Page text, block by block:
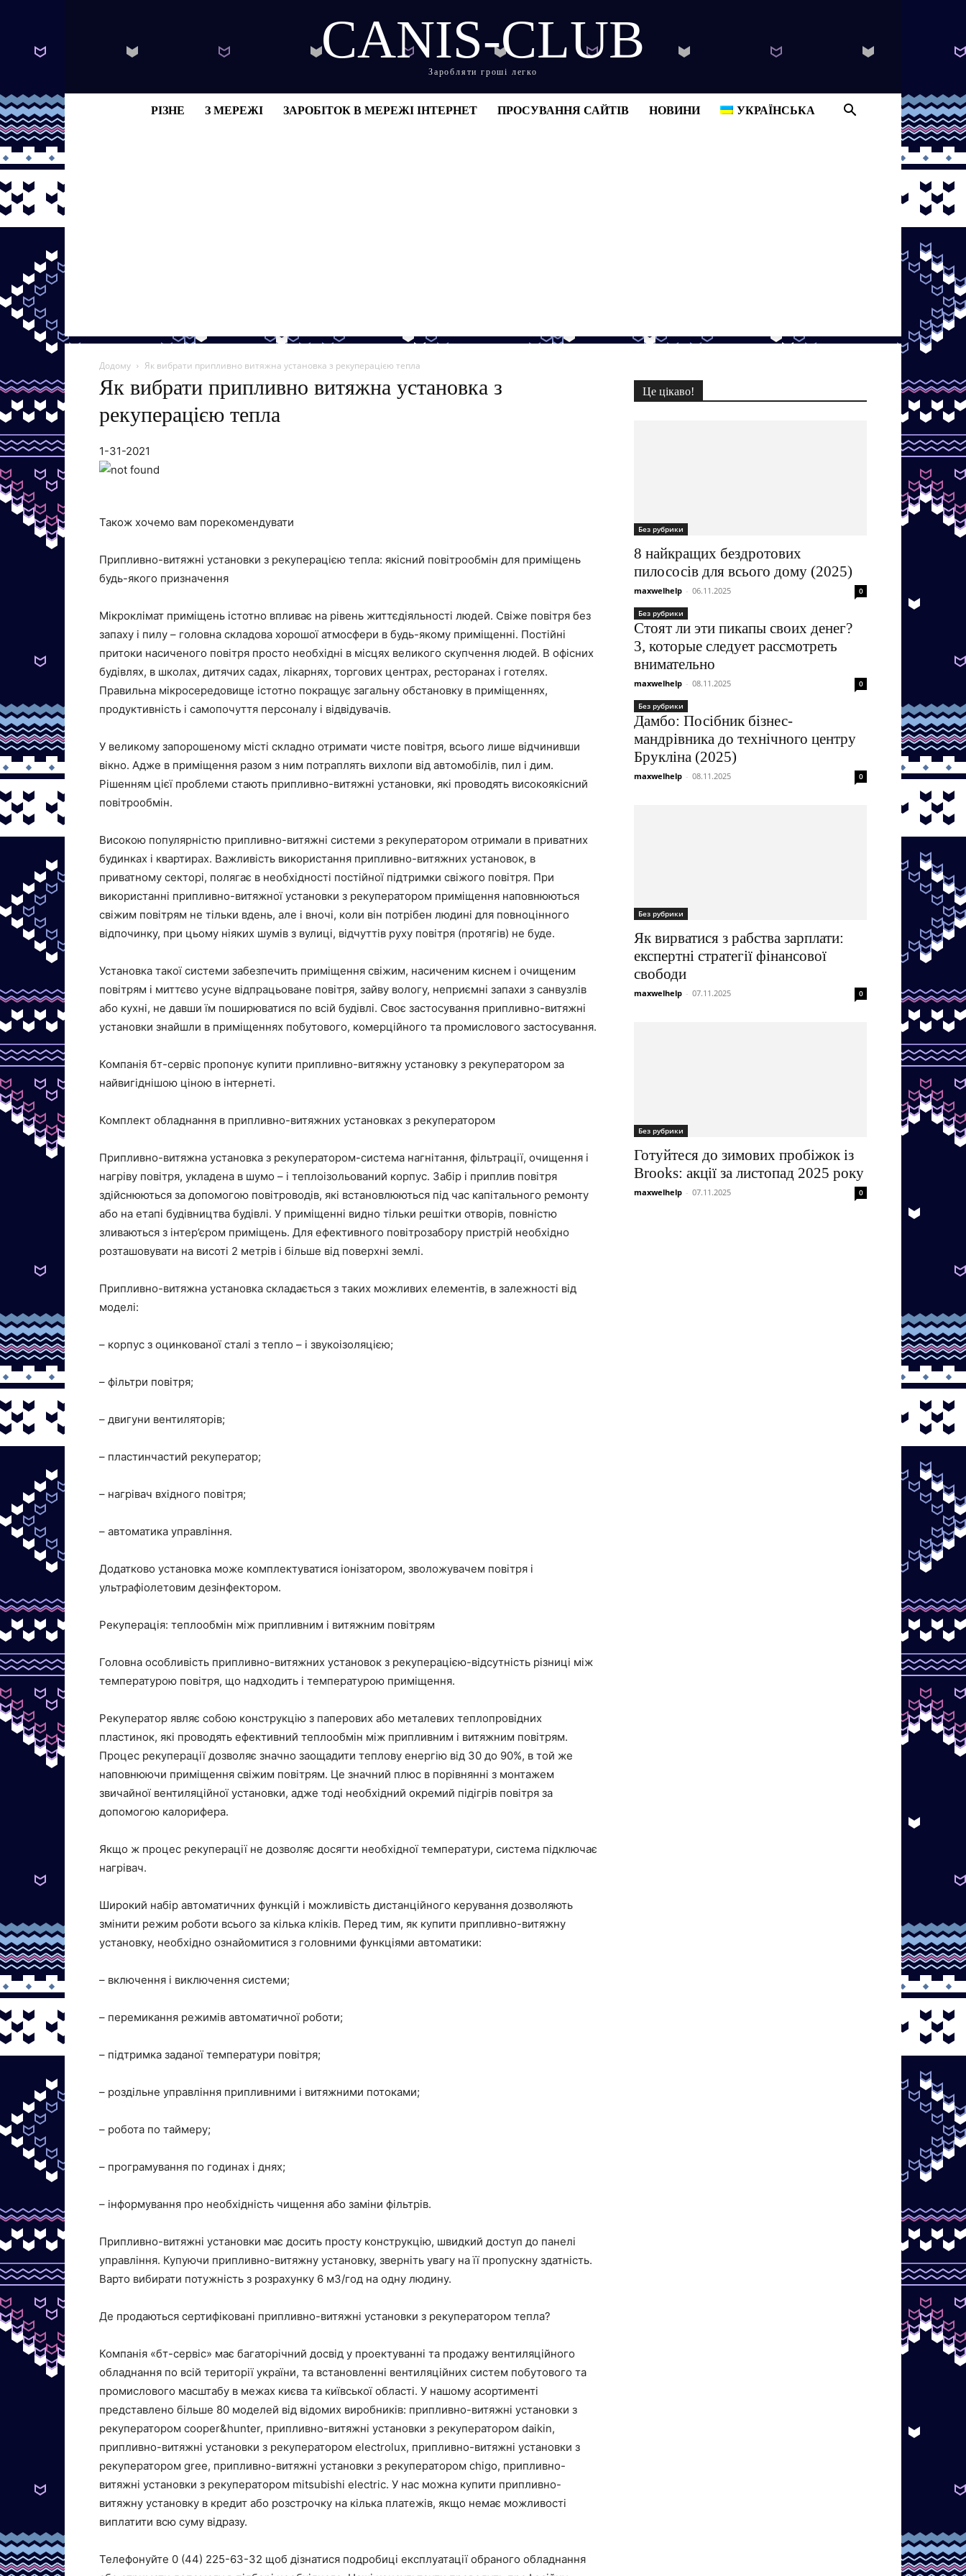
CANIS-CLUB
Заробляти гроші легко
РІЗНЕ З МЕРЕЖІ ЗАРОБІТОК В МЕРЕЖІ ІНТЕРНЕТ ПРОСУВАННЯ САЙТІВ НОВИНИ УКРАЇНСЬКА
Додому Як вибрати припливно витяжна установка з рекуперацією тепла
Як вибрати припливно витяжна установка з
рекуперацією тепла
1-31-2021
Також хочемо вам порекомендувати
Припливно-витяжні установки з рекуперацією тепла: якісний повітрообмін для приміщень
будь-якого призначення
Мікроклімат приміщень істотно впливає на рівень життєдіяльності людей. Свіже повітря без
запаху і пилу – головна складова хорошої атмосфери в будь-якому приміщенні. Постійні
притоки насиченого повітря просто необхідні в місцях великого скупчення людей. В офісних
будівлях, в школах, дитячих садах, лікарнях, торгових центрах, ресторанах і готелях.
Правильна мікросередовище істотно покращує загальну обстановку в приміщеннях,
продуктивність і самопочуття персоналу і відвідувачів.
У великому запорошеному місті складно отримати чисте повітря, всього лише відчинивши
вікно. Адже в приміщення разом з ним потраплять вихлопи від автомобілів, пил і дим.
Рішенням цієї проблеми стають припливно-витяжні установки, які проводять високоякісний
повітрообмін.
Високою популярністю припливно-витяжні системи з рекуператором отримали в приватних
будинках і квартирах. Важливість використання припливно-витяжних установок, в
приватному секторі, полягає в необхідності постійної підтримки свіжого повітря. При
використанні припливно-витяжної установки з рекуператором приміщення наповнюються
свіжим повітрям не тільки вдень, але і вночі, коли він потрібен людині для повноцінного
відпочинку, при цьому ніяких шумів з вулиці, відчуттів руху повітря (протягів) не буде.
Установка такої системи забезпечить приміщення свіжим, насиченим киснем і очищеним
повітрям і миттєво усуне відпрацьоване повітря, зайву вологу, неприємні запахи з санвузлів
або кухні, не давши їм поширюватися по всій будівлі. Своє застосування припливно-витяжні
установки знайшли в приміщеннях побутового, комерційного та промислового застосування.
Компанія бт-сервіс пропонує купити припливно-витяжну установку з рекуператором за
найвигіднішою ціною в інтернеті.
Комплект обладнання в припливно-витяжних установках з рекуператором
Припливно-витяжна установка з рекуператором-система нагнітання, фільтрації, очищення і
нагріву повітря, укладена в шумо – і теплоізольований корпус. Забір і приплив повітря
здійснюються за допомогою повітроводів, які встановлюються під час капітального ремонту
або на етапі будівництва будівлі. У приміщенні видно тільки решітки отворів, повністю
зливаються з інтер’єром приміщень. Для ефективного повітрозабору пристрій необхідно
розташовувати на висоті 2 метрів і більше від поверхні землі.
Припливно-витяжна установка складається з таких можливих елементів, в залежності від
моделі:
– корпус з оцинкованої сталі з тепло – і звукоізоляцією;
– фільтри повітря;
– двигуни вентиляторів;
– пластинчастий рекуператор;
– нагрівач вхідного повітря;
– автоматика управління.
Додатково установка може комплектуватися іонізатором, зволожувачем повітря і
ультрафіолетовим дезінфектором.
Рекуперація: теплообмін між припливним і витяжним повітрям
Головна особливість припливно-витяжних установок з рекуперацією-відсутність різниці між
температурою повітря, що надходить і температурою приміщення.
Рекуператор являє собою конструкцію з паперових або металевих теплопровідних
пластинок, які проводять ефективний теплообмін між припливним і витяжним повітрям.
Процес рекуперації дозволяє значно заощадити теплову енергію від 30 до 90%, в той же
наповнюючи приміщення свіжим повітрям. Це значний плюс в порівнянні з монтажем
звичайної вентиляційної установки, адже тоді необхідний окремий підігрів повітря за
допомогою калорифера.
Якщо ж процес рекуперації не дозволяє досягти необхідної температури, система підключає
нагрівач.
Широкий набір автоматичних функцій і можливість дистанційного керування дозволяють
змінити режим роботи всього за кілька кліків. Перед тим, як купити припливно-витяжну
установку, необхідно ознайомитися з головними функціями автоматики:
– включення і виключення системи;
– перемикання режимів автоматичної роботи;
– підтримка заданої температури повітря;
– роздільне управління припливними і витяжними потоками;
– робота по таймеру;
– програмування по годинах і днях;
– інформування про необхідність чищення або заміни фільтрів.
Припливно-витяжні установки має досить просту конструкцію, швидкий доступ до панелі
управління. Купуючи припливно-витяжну установку, зверніть увагу на її пропускну здатність.
Варто вибирати потужність з розрахунку 6 м3/год на одну людину.
Де продаються сертифіковані припливно-витяжні установки з рекуператором тепла?
Компанія «бт-сервіс» має багаторічний досвід у проектуванні та продажу вентиляційного
обладнання по всій території україни, та встановленні вентиляційних систем побутового та
промислового масштабу в межах києва та київської області. У нашому асортименті
представлено більше 80 моделей від відомих виробників: припливно-витяжні установки з
рекуператором cooper&hunter, припливно-витяжні установки з рекуператором daikin,
припливно-витяжні установки з рекуператором electrolux, припливно-витяжні установки з
рекуператором gree, припливно-витяжні установки з рекуператором chigo, припливно-
витяжні установки з рекуператором mitsubishi electric. У нас можна купити припливно-
витяжну установку в кредит або розстрочку на кілька платежів, якщо немає можливості
виплатити всю суму відразу.
Телефонуйте 0 (44) 225-63-32 щоб дізнатися подробиці експлуатації обраного обладнання
Це цікаво!
Без рубрики
8 найкращих бездротових
пилососів для всього дому (2025)
maxwelhelp - 06.11.2025 0
Без рубрики
Стоят ли эти пикапы своих денег?
3, которые следует рассмотреть
внимательно
maxwelhelp - 08.11.2025 0
Без рубрики
Дамбо: Посібник бізнес-
мандрівника до технічного центру
Брукліна (2025)
maxwelhelp - 08.11.2025 0
Без рубрики
Як вирватися з рабства зарплати:
експертні стратегії фінансової
свободи
maxwelhelp - 07.11.2025 0
Без рубрики
Готуйтеся до зимових пробіжок із
Brooks: акції за листопад 2025 року
maxwelhelp - 07.11.2025 0